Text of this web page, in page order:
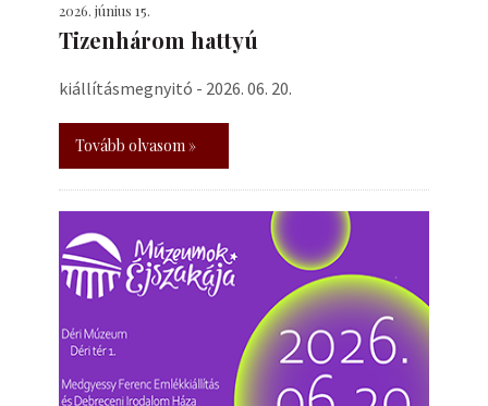
2026. június 15.
Tizenhárom hattyú
kiállításmegnyitó - 2026. 06. 20.
Tovább olvasom »